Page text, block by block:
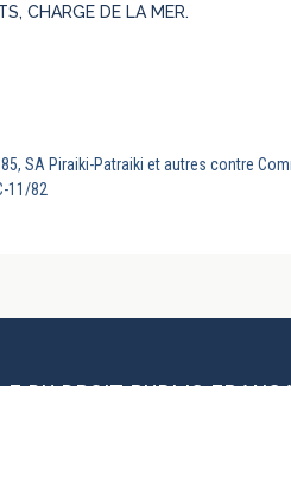
CHARGE DE LA MER.
SA Piraiki-Patraiki et autres contre
11/82
DU DROIT PUBLIC